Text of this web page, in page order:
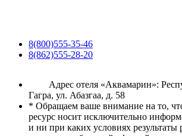
8(800)555-35-46
8(862)555-28-20
Адрес отеля «Аквамарин»:
Гагра, ул. Абазгаа, д. 58
* Обращаем ваше внимание на то,
ресурс носит исключительно
и ни при каких условиях результаты